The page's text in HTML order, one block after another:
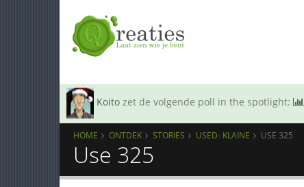
Koito zet de volgende poll in the spotlight:
HOME ONTDEK STORIES USED- KLAINE USE 325
Use 325